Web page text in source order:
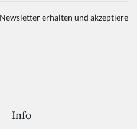
Info
erhalten und akzeptiere